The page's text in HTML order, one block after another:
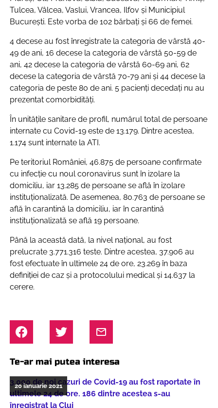
Tulcea, Vâlcea, Vaslui, Vrancea, Ilfov și Municipiul
București. Este vorba de 102 bărbați și 66 de femei.
4 decese au fost înregistrate la categoria de vârstă 40-
49 de ani, 16 decese la categoria de vârstă 50-59 de
ani, 42 decese la categoria de vârstă 60-69 ani, 62
decese la categoria de vârstă 70-79 ani și 44 decese la
categoria de peste 80 de ani. 5 pacienți decedați nu au
prezentat comorbidități.
În unitățile sanitare de profil, numărul total de persoane
internate cu Covid-19 este de 13.179. Dintre acestea,
1.174 sunt internate la ATI.
Pe teritoriul României, 46.875 de persoane confirmate
cu infecție cu noul coronavirus sunt în izolare la
domiciliu, iar 13.285 de persoane se află în izolare
instituționalizată. De asemenea, 80.763 de persoane se
află în carantină la domiciliu, iar în carantină
instituționalizată se află 19 persoane.
Până la această dată, la nivel național, au fost
prelucrate 3.771.316 teste. Dintre acestea, 37.906 au
fost efectuate în ultimele 24 de ore, 23.269 în baza
definiției de caz și a protocolului medical și 14.637 la
cerere.
Te-ar mai putea interesa
3.000 de noi cazuri de Covid-19 au fost raportate în
ultimele 24 de ore. 186 dintre acestea s-au
înregistrat la Cluj
20 ianuarie 2021